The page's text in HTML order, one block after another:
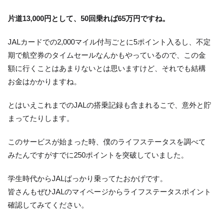
片道13,000円として、50回乗れば65万円ですね。
JALカードでの2,000マイル付与ごとに5ポイント入るし、不定
期で航空券のタイムセールなんかもやっているので、この金
額に行くことはあまりないとは思いますけど、それでも結構
お金はかかりますね。
とはいえこれまでのJALの搭乗記録も含まれるこで、意外と貯
まってたりします。
このサービスが始まった時、僕のライフステータスを調べて
みたんですがすでに250ポイントを突破していました。
学生時代からJALばっかり乗ってたおかげです。
皆さんもぜひJALのマイページからライフステータスポイント
確認してみてください。